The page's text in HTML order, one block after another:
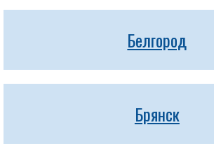
Белгород
Брянск